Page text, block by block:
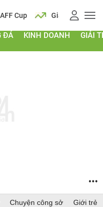
AFF Cup Giá vàng
ĐÁ KINH DOANH GIẢI
Chuyện công sở Giới trẻ